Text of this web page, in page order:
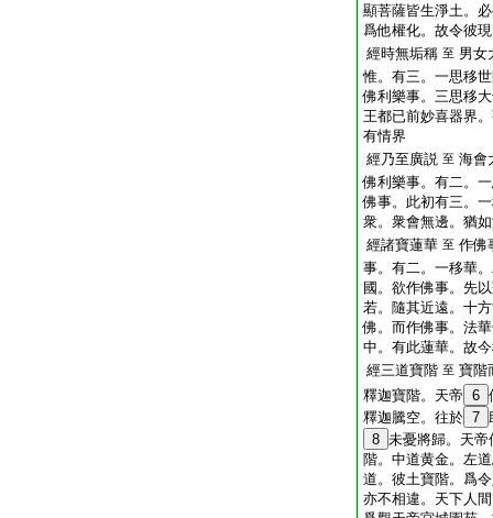
顯菩薩皆生淨土。
爲他權化。故令彼
經時無垢稱 至 男
惟。有三。一思移
佛利樂事。三思移
王都已前妙喜器界
有情界
經乃至廣説 至 海會
佛利樂事。有二。
佛事。此初有三。
衆。衆會無邊。猶
經諸寶蓮華 至 作佛
事。有二。一移華
國。欲作佛事。先
若。隨其近遠。十
佛。而作佛事。法
中。有此蓮華。故
經三道寶階 至 寶階
釋迦寶階。天帝 6
釋迦騰空。往於 7
8 未憂將歸。天
階。中道黄金。左
道。彼土寶階。爲
亦不相違。天下人